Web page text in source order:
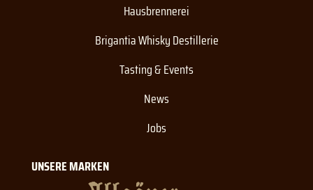
Hausbrennerei
Brigantia Whisky Destillerie
Tasting & Events
News
Jobs
UNSERE MARKEN